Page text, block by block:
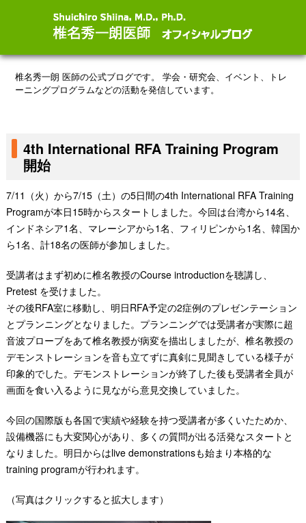
椎名秀一朗 医師の公式ブログです。
学会・研究会、イベント、トレ
ーニングプログラムなどの活動を発信しています。
4th International RFA Training Program
開始
7/11（火）から7/15（土）の5日間の4th International RFA Training
Programが本日15時からスタートしました。今回は台湾から14名、
インドネシア1名、マレーシアから1名、フィリピンから1名、韓国か
ら1名、計18名の医師が参加しました。
受講者はまず初めに椎名教授のCourse introductionを聴講し、
Pretest を受けました。
その後RFA室に移動し、明日RFA予定の2症例のプレゼンテーション
とプランニングとなりました。プランニングでは受講者が実際に超
音波プローブをあて椎名教授が病変を描出しましたが、椎名教授の
デモンストレーションを音も立てずに真剣に見聞きしている様子が
印象的でした。デモンストレーションが終了した後も受講者全員が
画面を食い入るように見ながら意見交換していました。
今回の国際版も各国で実績や経験を持つ受講者が多くいたためか、
設備機器にも大変関心があり、多くの質問が出る活発なスタートと
なりました。明日からはlive demonstrationsも始まり本格的な
training programが行われます。
（写真はクリックすると拡大します）